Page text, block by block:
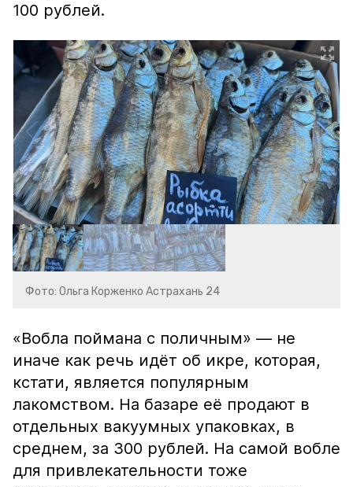
100 рублей.
Фото: Ольга Корженко Астрахань 24
«Вобла поймана с поличным» — не
иначе как речь идёт об икре, которая,
кстати, является популярным
лакомством. На базаре её продают в
отдельных вакуумных упаковках, в
среднем, за 300 рублей. На самой вобле
для привлекательности тоже